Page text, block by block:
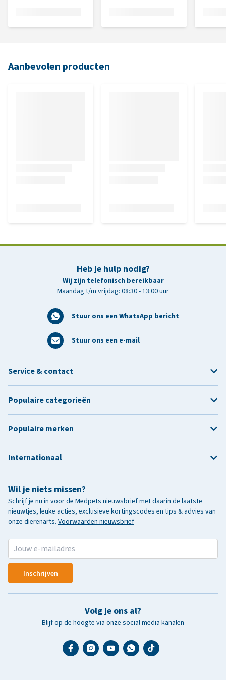
Aanbevolen producten
Heb je hulp nodig?
Wij zijn telefonisch bereikbaar
Maandag t/m vrijdag: 08:30 - 13:00 uur
Stuur ons een WhatsApp bericht
Stuur ons een e-mail
Wil je niets missen?
Schrijf je nu in voor de Medpets nieuwsbrief met daarin de laatste
nieuwtjes, leuke acties, exclusieve kortingscodes en tips & advies van
onze dierenarts. Voorwaarden nieuwsbrief
Inschrijven
Volg je ons al?
Blijf op de hoogte via onze social media kanalen
Service & contact
Populaire categorieën
Populaire merken
Internationaal